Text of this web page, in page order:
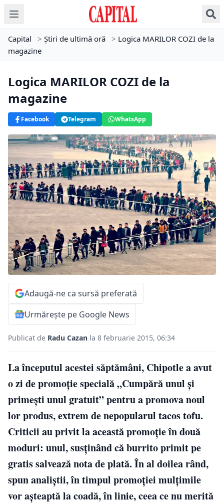
Capital > Știri de ultimă oră > Logica MARILOR COZI de la
magazine
Logica MARILOR COZI de la
magazine
Facebook Telegram WhatsApp
Adaugă-ne ca sursă preferată
Urmărește pe Google News
Publicat de Radu Cazan la 8 februarie 2015, 06:34
La începutul acestei săptămâni, Chipotle a avut
o zi de promoție specială „Cumpără unul şi
primeşti unul gratuit” pentru a promova noul
lor produs, extrem de nepopularul tacos tofu.
Criticii au privit la această promoţie în două
moduri: unul, susținând că burrito primit pe
gratis salvează nota de plată. În al doilea rând,
spun analiştii, în timpul promoţiei mulțimile
vor așteaptă la coadă, în linie, ceea ce nu merită